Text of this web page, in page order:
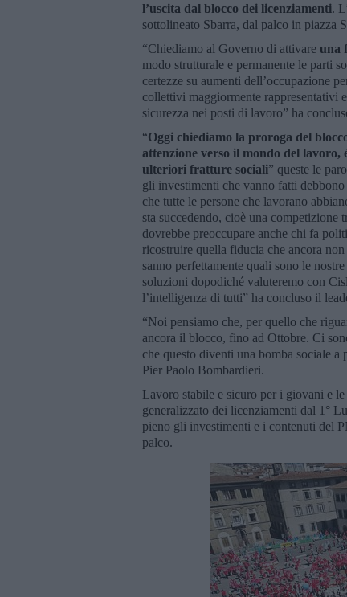
l’uscita dal blocco dei licenziamenti.
sottolineato Sbarra, dal palco in piazza
“Chiediamo al Governo di attivare una
modo strutturale e permanente le parti
certezze su aumenti dell’occupazione
collettivi maggiormente rappresentativi
sicurezza nei posti di lavoro” ha
“Oggi chiediamo la proroga del
attenzione verso il mondo del
ulteriori fratture sociali” queste le
gli investimenti che vanno fatti
che tutte le persone che lavorano
sta succedendo, cioè una competizione
dovrebbe preoccupare anche chi fa
ricostruire quella fiducia che ancora
sanno perfettamente quali sono le
soluzioni dopodiché valuteremo con
l’intelligenza di tutti” ha concluso il
“Noi pensiamo che, per quello che
ancora il blocco, fino ad Ottobre. Ci
che questo diventi una bomba sociale
Pier Paolo Bombardieri.
Lavoro stabile e sicuro per i giovani e
generalizzato dei licenziamenti dal 1°
pieno gli investimenti e i contenuti del
palco.